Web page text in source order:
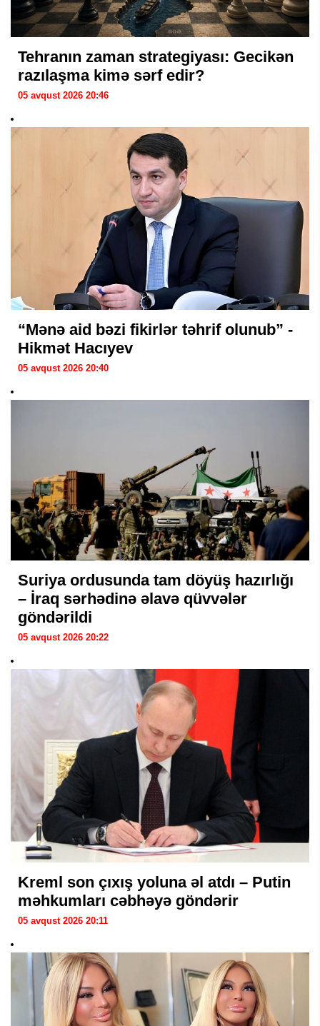
Tehranın zaman strategiyası: Gecikən
razılaşma kimə sərf edir?
05 avqust 2026 20:46
“Mənə aid bəzi fikirlər təhrif olunub” -
Hikmət Hacıyev
05 avqust 2026 20:40
Suriya ordusunda tam döyüş hazırlığı
– İraq sərhədinə əlavə qüvvələr
göndərildi
05 avqust 2026 20:22
Kreml son çıxış yoluna əl atdı – Putin
məhkumları cəbhəyə göndərir
05 avqust 2026 20:11